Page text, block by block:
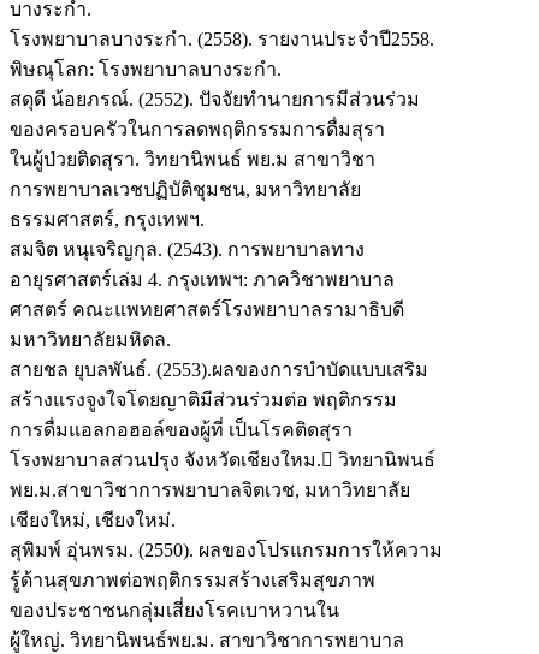
บางระกำ.
โรงพยาบาลบางระกำ. (2558). รายงานประจำปี2558.
พิษณุโลก: โรงพยาบาลบางระกำ.
สดุดี น้อยภรณ์. (2552). ปัจจัยทำนายการมีส่วนร่วม
ของครอบครัวในการลดพฤติกรรมการดื่มสุรา
ในผู้ป่วยติดสุรา. วิทยานิพนธ์ พย.ม สาขาวิชา
การพยาบาลเวชปฏิบัติชุมชน, มหาวิทยาลัย
ธรรมศาสตร์, กรุงเทพฯ.
สมจิต หนุเจริญกุล. (2543). การพยาบาลทาง
อายุรศาสตร์เล่ม 4. กรุงเทพฯ: ภาควิชาพยาบาล
ศาสตร์ คณะแพทยศาสตร์โรงพยาบาลรามาธิบดี
มหาวิทยาลัยมหิดล.
สายชล ยุบลพันธ์. (2553).ผลของการบำบัดแบบเสริม
สร้างแรงจูงใจโดยญาติมีส่วนร่วมต่อ พฤติกรรม
การดื่มแอลกอฮอล์ของผู้ที่ เป็นโรคติดสุรา
โรงพยาบาลสวนปรุง จังหวัดเชียงใหม. วิทยานิพนธ์
พย.ม.สาขาวิชาการพยาบาลจิตเวช, มหาวิทยาลัย
เชียงใหม่, เชียงใหม่.
สุพิมพ์ อุ่นพรม. (2550). ผลของโปรแกรมการให้ความ
รู้ด้านสุขภาพต่อพฤติกรรมสร้างเสริมสุขภาพ
ของประชาชนกลุ่มเสี่ยงโรคเบาหวานใน
ผู้ใหญ่. วิทยานิพนธ์พย.ม. สาขาวิชาการพยาบาล